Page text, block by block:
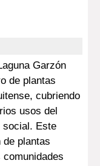
Garzón
de plantas
cubriendo
usos del
social. Este
plantas